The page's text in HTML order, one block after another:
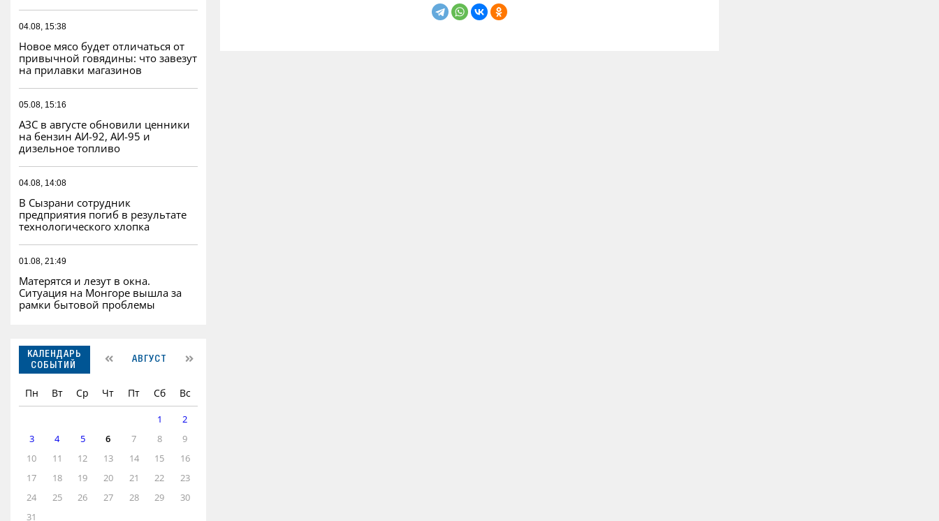
04.08, 15:38
Новое мясо будет отличаться от
привычной говядины: что завезут
на прилавки магазинов
05.08, 15:16
АЗС в августе обновили ценники
на бензин АИ-92, АИ-95 и
дизельное топливо
04.08, 14:08
В Сызрани сотрудник
предприятия погиб в результате
технологического хлопка
01.08, 21:49
Матерятся и лезут в окна.
Ситуация на Монгоре вышла за
рамки бытовой проблемы
КАЛЕНДАРЬ
СОБЫТИЙ
АВГУСТ
Пн Вт Ср Чт Пт Сб Вс
1
2
3
4 5 6 7 8
9
10
11 12 13 14 15
16
17
18 19 20 21 22
23
24
25 26 27 28 29
30
31